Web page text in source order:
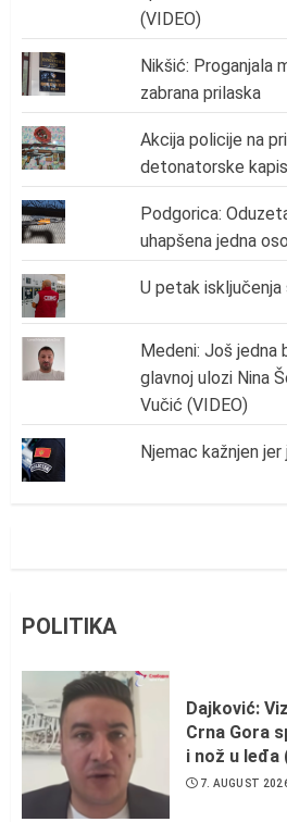
(VIDEO)
Nikšić: Proganjala
zabrana prilaska
Akcija policije na
detonatorske
Podgorica:
uhapšena jedna
U petak
Medeni: Još jedna
glavnoj ulozi Nina
Vučić (VIDEO)
Njemac kažnjen
POLITIKA
Dajković:
Crna Gora
i nož u leđa
7. AUGUST